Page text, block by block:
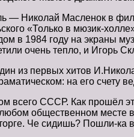
— Николай Масленок в
«Только в мюзик-
в 1984 году на экраны
очень тепло, и Игорь
из первых хитов
на его счету
всего СССР. Как прошёл
общественном месте
Че сидишь? Пошли-ка